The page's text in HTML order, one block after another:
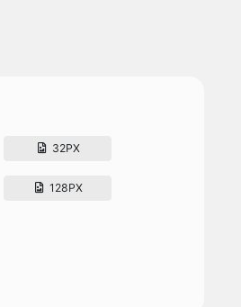
32PX
128PX